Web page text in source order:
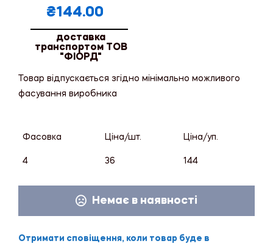
₴144.00
доставка
транспортом ТОВ
"ФІОРД"
Товар відпускається згідно мінімально можливого
фасування виробника
Фасовка Ціна/шт. Ціна/уп.
4 36 144
Немає в наявності
Отримати сповіщення, коли товар буде в